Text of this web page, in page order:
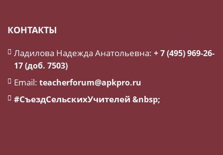
КОНТАКТЫ
Ладилова Надежда Анатольевна: + 7 (495) 969-26-
17 (доб. 7503)
Email: teacherforum@apkpro.ru
#СъездСельскихУчителей &nbsp;